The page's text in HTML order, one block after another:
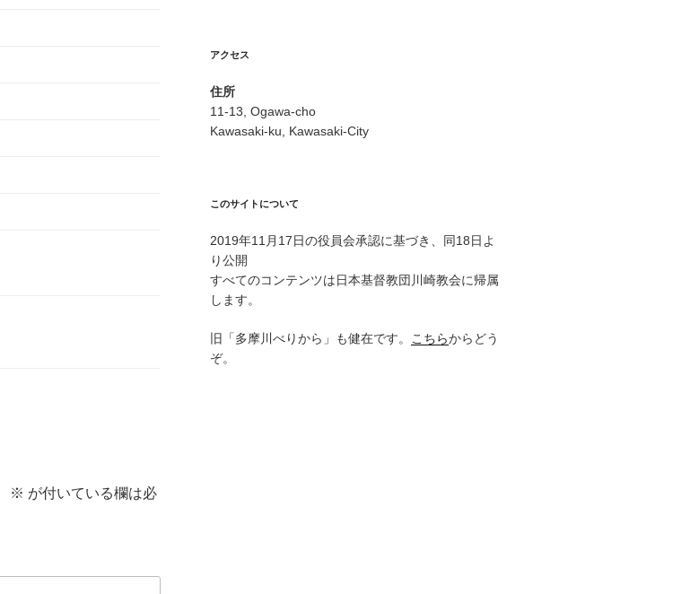
※ が付いている欄は必
アクセス
住所
11-13, Ogawa-cho
Kawasaki-ku, Kawasaki-City
このサイトについて
2019年11月17日の役員会承認に基づき、同18日よ
り公開
すべてのコンテンツは日本基督教団川崎教会に帰属
します。
旧「多摩川べりから」も健在です。 こちらからどう
ぞ。